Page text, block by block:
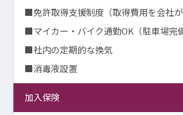
■免許取得支援制度（取得費用を会社が
■マイカー・バイク通勤OK（駐車場完備
■社内の定期的な換気
■消毒液設置
加入保険